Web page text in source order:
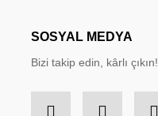
SOSYAL MEDYA
Bizi takip edin, kârlı çıkın!